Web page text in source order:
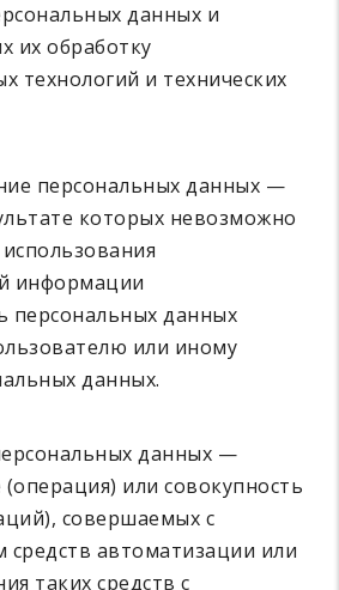
данных и
их обработку
технологий и технических
персональных данных —
которых невозможно
информации
персональных данных
или иному
данных.
данных —
или совокупность
совершаемых с
средств автоматизации или
таких средств с